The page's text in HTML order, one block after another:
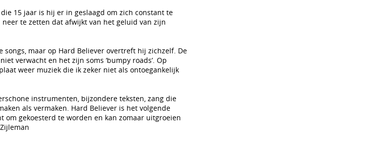
15 jaar is hij er in geslaagd om zich constant te
te zetten dat afwijkt van het geluid van zijn
maar op Hard Believer overtreft hij zichzelf. De
verwacht en het zijn soms ‘bumpy roads’. Op
weer muziek die ik zeker niet als ontoegankelijk
instrumenten, bijzondere teksten, zang die
als vermaken. Hard Believer is het volgende
gekoesterd te worden en kan zomaar uitgroeien